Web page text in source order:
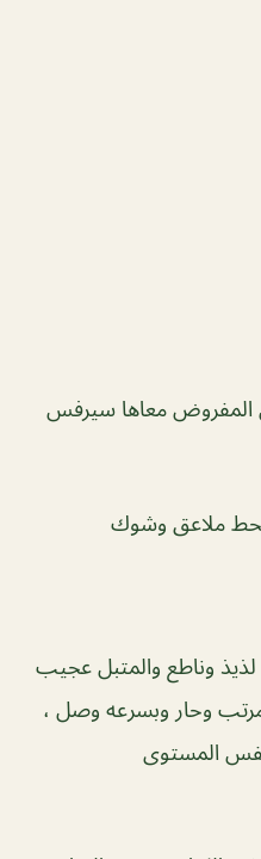
معاها سيرفس
ملاعق وشوك
لذيذ وناطع والمتبل عجيب
مرتب وحار وبسرعه وصل ،
نفس المستوى